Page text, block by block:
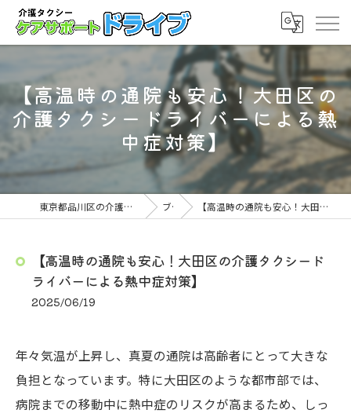
【高温時の通院も安心！大田区の
介護タクシードライバーによる熱
中症対策】
東京都品川区の介護タクシーならケアサポート ドライブ ブログ 【高温時の通院も安心！大田区の介護タクシードライバーによる熱中症対策】
【高温時の通院も安心！大田区の介護タクシード
ライバーによる熱中症対策】
2025/06/19
年々気温が上昇し、真夏の通院は高齢者にとって大きな
負担となっています。特に大田区のような都市部では、
病院までの移動中に熱中症のリスクが高まるため、しっ